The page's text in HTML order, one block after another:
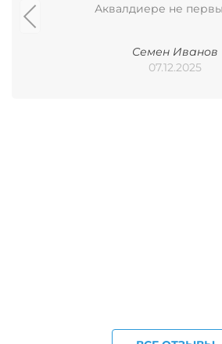
Аквалдиере не
Семен Иванов
07.12.2025